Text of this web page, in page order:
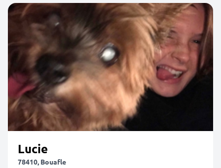
Lucie
78410, Bouafle